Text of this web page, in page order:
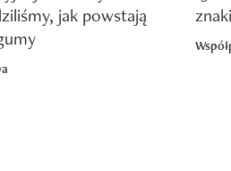
jak powstają